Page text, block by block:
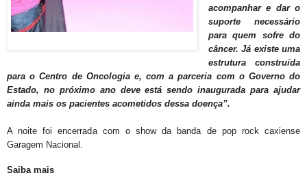
acompanhar e dar o
suporte necessário
para quem sofre do
câncer. Já existe uma
estrutura construída
para o Centro de Oncologia e, com a parceria com o Governo do
Estado, no próximo ano deve está sendo inaugurada para ajudar
ainda mais os pacientes acometidos dessa doença”.
A noite foi encerrada com o show da banda de pop rock caxiense
Garagem Nacional.
Saiba mais